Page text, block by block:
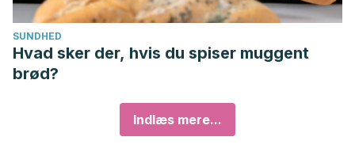
SUNDHED
Hvad sker der, hvis du spiser muggent
brød?
Indlæs mere...